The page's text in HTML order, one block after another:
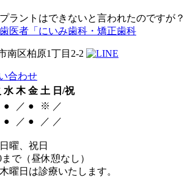
ラントはできないと言われたのですが？
南区柏原1丁目2-2
合わせ
水 木 金 土 日/祝
● ／ ● ※ ／
● ／ ● ／ ／
曜、祝日
で（昼休憩なし）
曜日は診療いたします。